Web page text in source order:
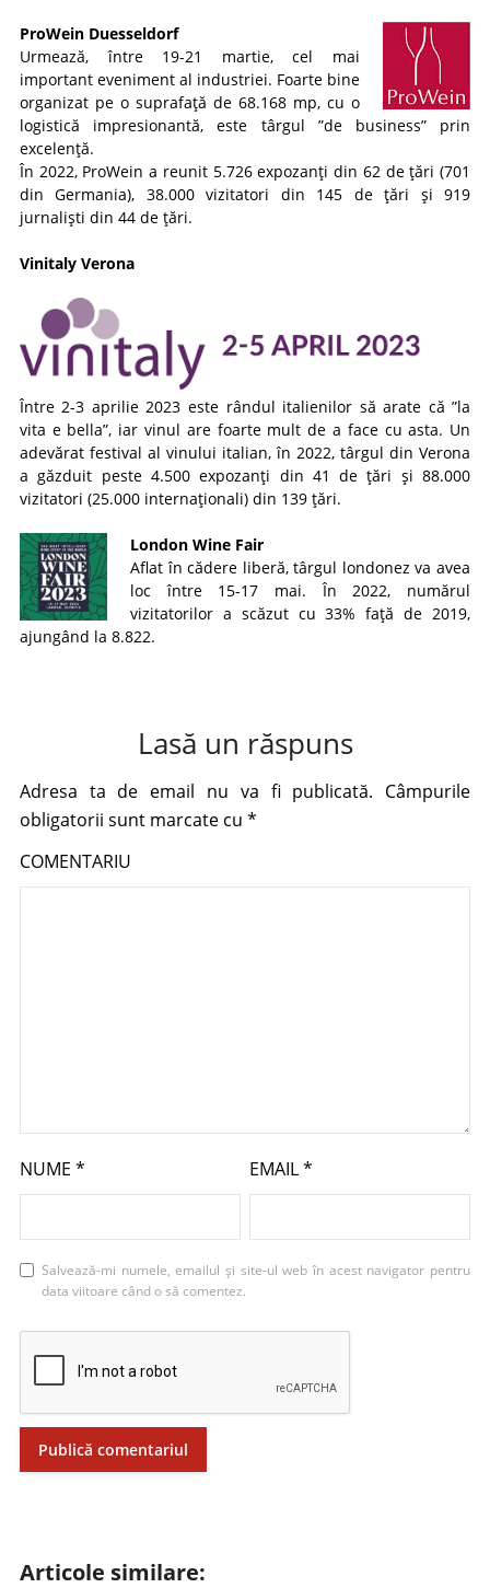
ProWein Duesseldorf
Urmează, între 19-21 martie, cel mai
important eveniment al industriei. Foarte bine
organizat pe o suprafață de 68.168 mp, cu o
logistică impresionantă, este târgul ”de business” prin
excelență.
În 2022, ProWein a reunit 5.726 expozanți din 62 de țări (701
din Germania), 38.000 vizitatori din 145 de țări și 919
jurnaliști din 44 de țări.
Vinitaly Verona
Între 2-3 aprilie 2023 este rândul italienilor să arate că ”la
vita e bella”, iar vinul are foarte mult de a face cu asta. Un
adevărat festival al vinului italian, în 2022, târgul din Verona
a găzduit peste 4.500 expozanți din 41 de țări și 88.000
vizitatori (25.000 internaționali) din 139 țări.
London Wine Fair
Aflat în cădere liberă, târgul londonez va avea
loc între 15-17 mai. În 2022, numărul
vizitatorilor a scăzut cu 33% față de 2019,
ajungând la 8.822.
Lasă un răspuns
Adresa ta de email nu va fi publicată. Câmpurile
obligatorii sunt marcate cu *
COMENTARIU
NUME * EMAIL*
Salvează-mi numele, emailul și site-ul web în acest navigator pentru
data viitoare când o să comentez.
Articole similare: